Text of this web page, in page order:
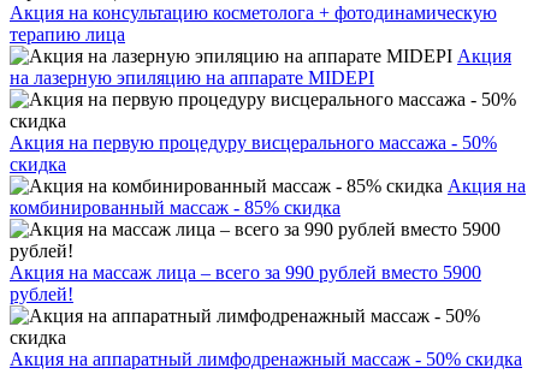
Акция на консультацию косметолога + фотодинамическую
терапию лица
Акция
на лазерную эпиляцию на аппарате MIDEPI
Акция на первую процедуру висцерального массажа - 50%
скидка
Акция на
комбинированный массаж - 85% скидка
Акция на массаж лица – всего за 990 рублей вместо 5900
рублей!
Акция на аппаратный лимфодренажный массаж - 50% скидка